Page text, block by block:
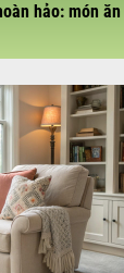
hảo: món ăn